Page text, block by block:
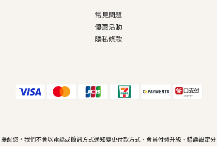
常見問題
優惠活動
隱私條款
提醒您，我們不會以電話或簡訊方式通知變更付款方式、會員付費升級、錯誤設定分